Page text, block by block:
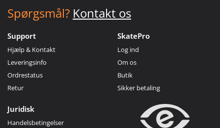
Spørgsmål? Kontakt os
Support
Hjælp & Kontakt
Leveringsinfo
Ordrestatus
Retur
SkatePro
Log ind
Om os
Butik
Sikker betaling
Juridisk
Handelsbetingelser